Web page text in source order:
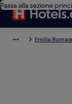
Passa alla sezione
Emilia